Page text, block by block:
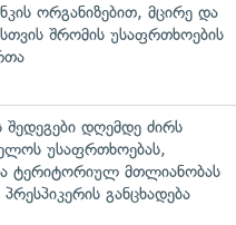
ორგანიზებით, მცირე და
შრომის უსაფრთხოების
დღემდე ძირს
უსაფრთხოებას,
ტერიტორიულ მთლიანობას
განცხადება